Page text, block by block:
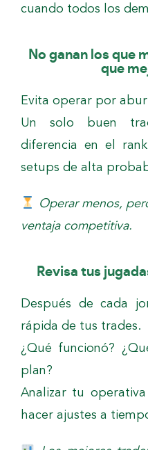
cuando todos los
No ganan los que
que
Evita operar por
Un solo buen
diferencia en el
setups de alta
Operar menos,
ventaja competitiva.
Revisa tus
Después de cada
rápida de tus trades.
¿Qué funcionó?
plan?
Analizar tu
hacer ajustes a